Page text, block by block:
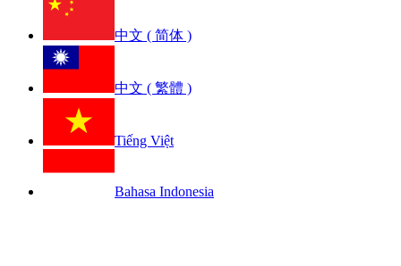
中文 ( 简体 )
中文 ( 繁體 )
Tiếng Việt
Bahasa Indonesia